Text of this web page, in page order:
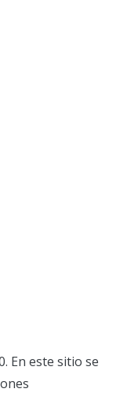
En este sitio se